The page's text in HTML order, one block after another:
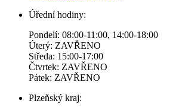
Úřední hodiny:
Pondelí: 08:00-11:00, 14:00-18:00
Úterý: ZAVŘENO
Středa: 15:00-17:00
Čtvrtek: ZAVŘENO
Pátek: ZAVŘENO
Plzeňský kraj: